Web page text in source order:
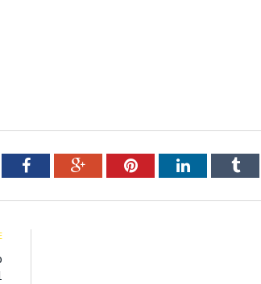
FacebookGoogle+PinterestLinkedIn